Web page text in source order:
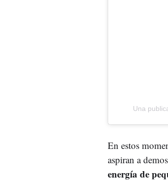
Una
En estos
aspiran a
energía de